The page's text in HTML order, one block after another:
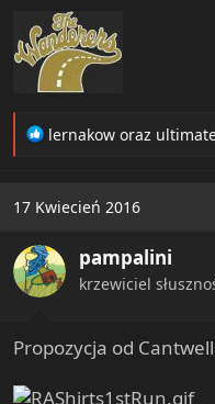
R
t
o
n
s
lernakow oraz
17 Kwiecień 2016
pampalini
krzewiciel
Propozycja od